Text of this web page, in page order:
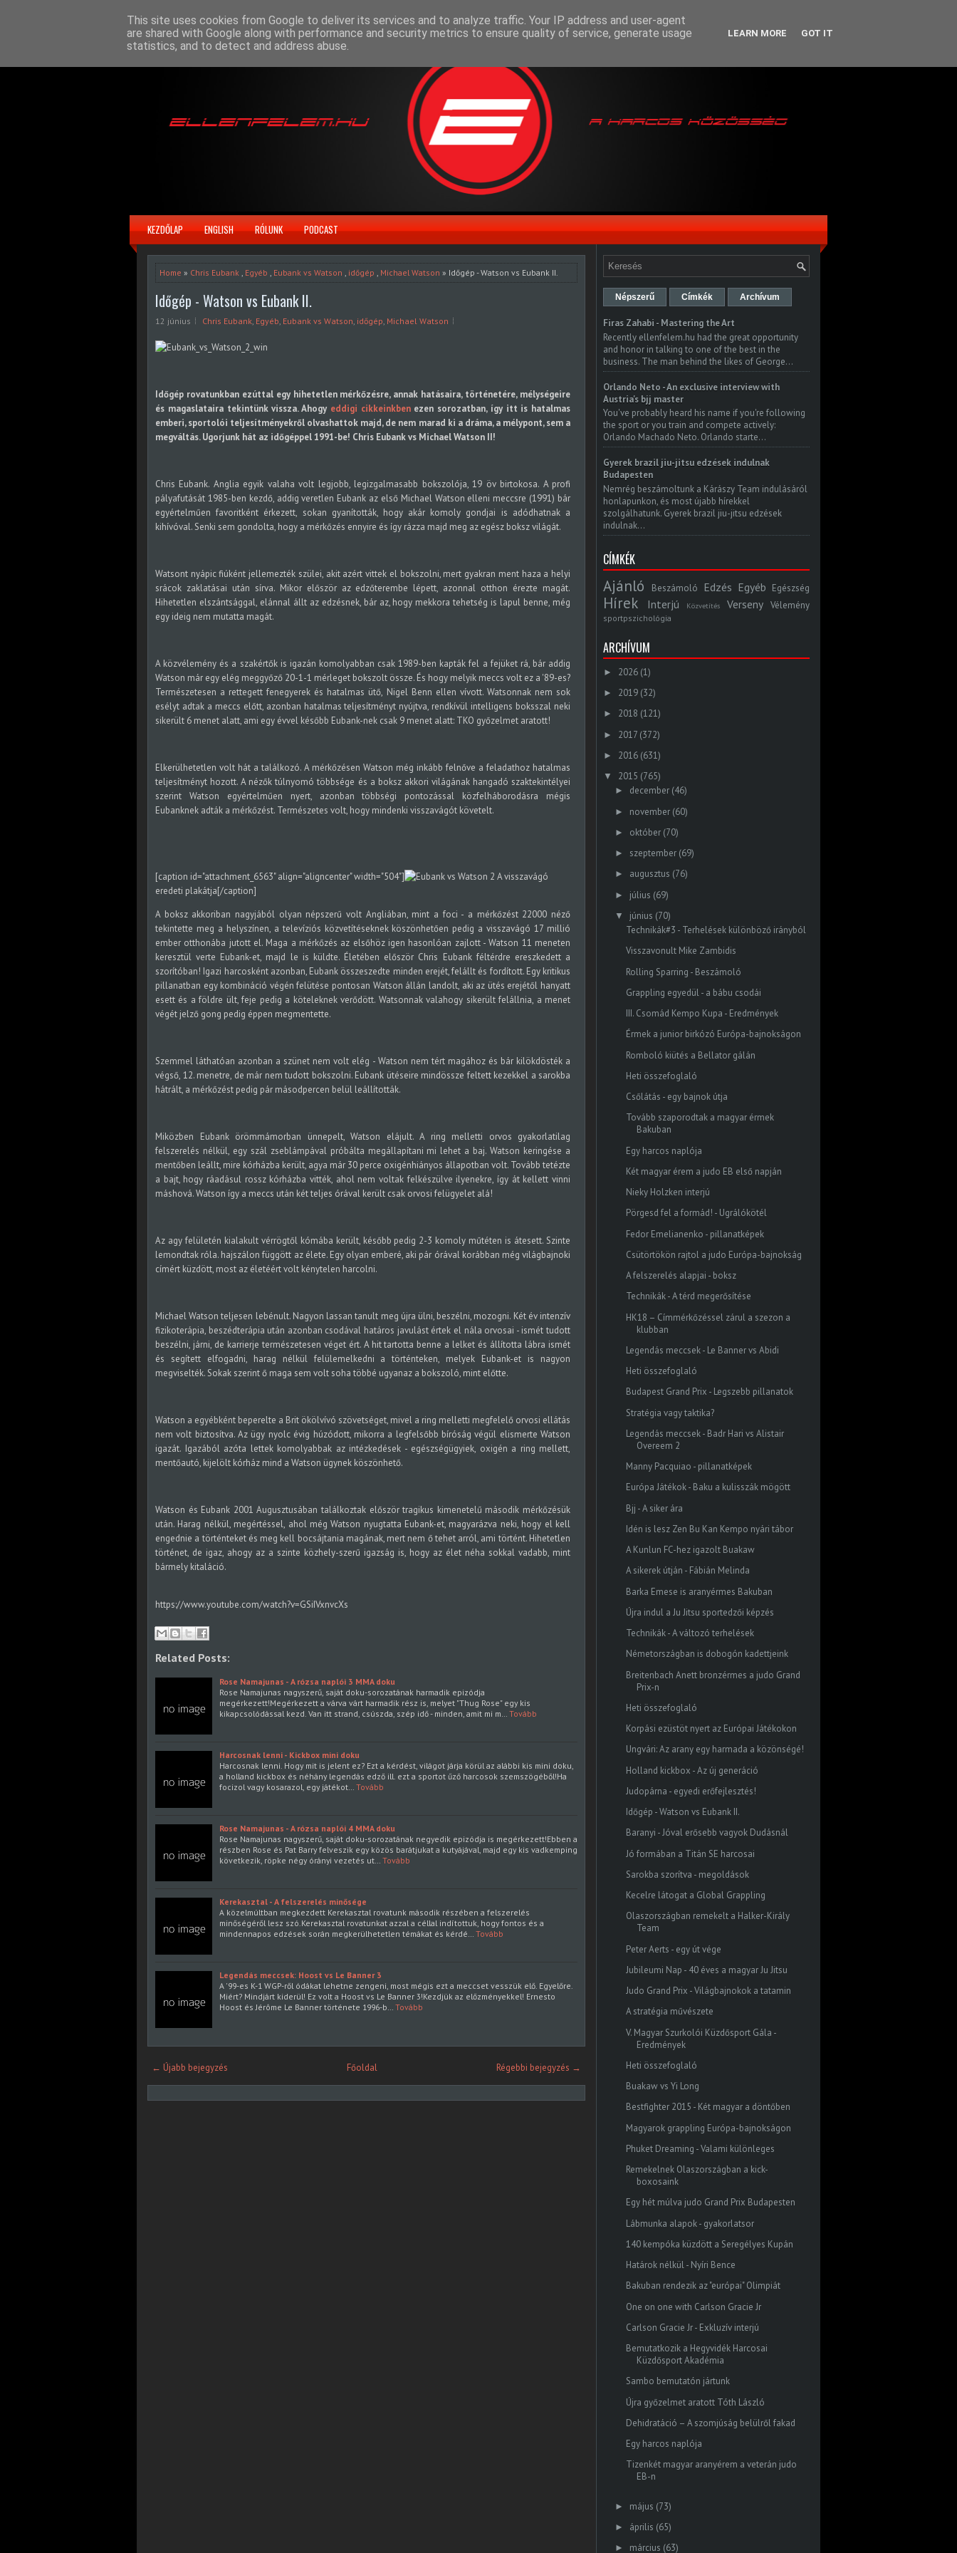
KEZDŐLAP ENGLISH RÓLUNK PODCAST
Home » Chris Eubank , Egyéb , Eubank vs Watson , időgép , Michael Watson » Időgép - Watson vs Eubank II.
Időgép - Watson vs Eubank II.
12 június Chris Eubank, Egyéb, Eubank vs Watson, időgép, Michael Watson
Időgép rovatunkban ezúttal egy hihetetlen mérkőzésre, annak hatásaira, történetére, mélységeire
és magaslataira tekintünk vissza. Ahogy eddigi cikkeinkbenezen sorozatban, így itt is hatalmas
emberi, sportolói teljesítményekről olvashattok majd, de nem marad ki a dráma, a mélypont, sem a
megváltás. Ugorjunk hát az időgéppel 1991-be! Chris Eubank vs Michael Watson II!
Chris Eubank. Anglia egyik valaha volt legjobb, legizgalmasabb bokszolója, 19 öv birtokosa. A profi
pályafutását 1985-ben kezdő, addig veretlen Eubank az első Michael Watson elleni meccsre (1991) bár
egyértelműen favoritként érkezett, sokan gyanították, hogy akár komoly gondjai is adódhatnak a
kihívóval. Senki sem gondolta, hogy a mérkőzés ennyire és így rázza majd meg az egész boksz világát.
Watsont nyápic fiúként jellemezték szülei, akit azért vittek el bokszolni, mert gyakran ment haza a helyi
srácok zaklatásai után sírva. Mikor először az edzőterembe lépett, azonnal otthon érezte magát.
Hihetetlen elszántsággal, elánnal állt az edzésnek, bár az, hogy mekkora tehetség is lapul benne, még
egy ideig nem mutatta magát.
A közvélemény és a szakértők is igazán komolyabban csak 1989-ben kapták fel a fejüket rá, bár addig
Watson már egy elég meggyőző 20-1-1 mérleget bokszolt össze. És hogy melyik meccs volt ez a '89-es?
Természetesen a rettegett fenegyerek és hatalmas ütő, Nigel Benn ellen vívott. Watsonnak nem sok
esélyt adtak a meccs előtt, azonban hatalmas teljesítményt nyújtva, rendkívül intelligens boksszal neki
sikerült 6 menet alatt, ami egy évvel később Eubank-nek csak 9 menet alatt: TKO győzelmet aratott!
Elkerülhetetlen volt hát a találkozó. A mérkőzésen Watson még inkább felnőve a feladathoz hatalmas
teljesítményt hozott. A nézők túlnyomó többsége és a boksz akkori világának hangadó szaktekintélyei
szerint Watson egyértelműen nyert, azonban többségi pontozással közfelháborodásra mégis
Eubanknek adták a mérkőzést. Természetes volt, hogy mindenki visszavágót követelt.
[caption id="attachment_6563" align="aligncenter" width="504"]
A visszavágó
eredeti plakátja[/caption]
A boksz akkoriban nagyjából olyan népszerű volt Angliában, mint a foci - a mérkőzést 22000 néző
tekintette meg a helyszínen, a televíziós közvetítéseknek köszönhetően pedig a visszavágó 17 millió
ember otthonába jutott el. Maga a mérkőzés az elsőhöz igen hasonlóan zajlott - Watson 11 meneten
keresztül verte Eubank-et, majd le is küldte. Életében először Chris Eubank féltérdre ereszkedett a
szorítóban! Igazi harcosként azonban, Eubank összeszedte minden erejét, felállt és fordított. Egy kritikus
pillanatban egy kombináció végén felütése pontosan Watson állán landolt, aki az ütés erejétől hanyatt
esett és a földre ült, feje pedig a köteleknek verődött. Watsonnak valahogy sikerült felállnia, a menet
végét jelző gong pedig éppen megmentette.
Szemmel láthatóan azonban a szünet nem volt elég - Watson nem tért magához és bár kilökdösték a
végső, 12. menetre, de már nem tudott bokszolni. Eubank ütéseire mindössze feltett kezekkel a sarokba
hátrált, a mérkőzést pedig pár másodpercen belül leállították.
Miközben Eubank örömmámorban ünnepelt, Watson elájult. A ring melletti orvos gyakorlatilag
felszerelés nélkül, egy szál zseblámpával próbálta megállapítani mi lehet a baj. Watson keringése a
mentőben leállt, mire kórházba került, agya már 30 perce oxigénhiányos állapotban volt. Tovább tetézte
a bajt, hogy ráadásul rossz kórházba vitték, ahol nem voltak felkészülve ilyenekre, így át kellett vinni
máshová. Watson így a meccs után két teljes órával került csak orvosi felügyelet alá!
Az agy felületén kialakult vérrögtől kómába került, később pedig 2-3 komoly műtéten is átesett. Szinte
lemondtak róla. hajszálon függött az élete. Egy olyan emberé, aki pár órával korábban még világbajnoki
címért küzdött, most az életéért volt kénytelen harcolni.
Michael Watson teljesen lebénult. Nagyon lassan tanult meg újra ülni, beszélni, mozogni. Két év intenzív
fizikoterápia, beszédterápia után azonban csodával határos javulást értek el nála orvosai - ismét tudott
beszélni, járni, de karrierje természetesen véget ért. A hit tartotta benne a lelket és állította lábra ismét
és segített elfogadni, harag nélkül felülemelkedni a történteken, melyek Eubank-et is nagyon
megviselték. Sokak szerint ő maga sem volt soha többé ugyanaz a bokszoló, mint előtte.
Watson a egyébként beperelte a Brit ökölvívó szövetséget, mivel a ring melletti megfelelő orvosi ellátás
nem volt biztosítva. Az ügy nyolc évig húzódott, mikorra a legfelsőbb bíróság végül elismerte Watson
igazát. Igazából azóta lettek komolyabbak az intézkedések - egészségügyiek, oxigén a ring mellett,
mentőautó, kijelölt kórház mind a Watson ügynek köszönhető.
Watson és Eubank 2001 Augusztusában találkoztak először tragikus kimenetelű második mérkőzésük
után. Harag nélkül, megértéssel, ahol még Watson nyugtatta Eubank-et, magyarázva neki, hogy el kell
engednie a történteket és meg kell bocsájtania magának, mert nem ő tehet arról, ami történt. Hihetetlen
történet, de igaz, ahogy az a szinte közhely-szerű igazság is, hogy az élet néha sokkal vadabb, mint
bármely kitaláció.
https://www.youtube.com/watch?v=GSiIVxnvcXs
Related Posts:
Rose Namajunas - A rózsa naplói 3 MMA doku
Rose Namajunas nagyszerű, saját doku-sorozatának harmadik epizódja
megérkezett!Megérkezett a várva várt harmadik rész is, melyet "Thug Rose" egy kis
kikapcsolódással kezd. Van itt strand, csúszda, szép idő - minden, amit mi m…
Tovább
Harcosnak lenni - Kickbox mini doku
Harcosnak lenni. Hogy mit is jelent ez? Ezt a kérdést, világot járja körül az alábbi kis mini doku,
a holland kickbox és néhány legendás edző ill. ezt a sportot űző harcosok szemszögéből!Ha
focizol vagy kosarazol, egy játékot…
Tovább
Rose Namajunas - A rózsa naplói 4 MMA doku
Rose Namajunas nagyszerű, saját doku-sorozatának negyedik epizódja is megérkezett!Ebben a
részben Rose és Pat Barry felveszik egy közös barátjukat a kutyájával, majd egy kis vadkemping
következik, röpke négy órányi vezetés ut…
Tovább
Kerekasztal - A felszerelés minősége
A közelmúltban megkezdett Kerekasztal rovatunk második részében a felszerelés
minőségéről lesz szó.Kerekasztal rovatunkat azzal a céllal indítottuk, hogy fontos és a
mindennapos edzések során megkerülhetetlen témákat és kérdé…
Tovább
Legendás meccsek: Hoost vs Le Banner 3
A '99-es K-1 WGP-ről ódákat lehetne zengeni, most mégis ezt a meccset vesszük elő. Egyelőre.
Miért? Mindjárt kiderül! Ez volt a Hoost vs Le Banner 3!Kezdjük az előzményekkel! Ernesto
Hoost és Jérôme Le Banner története 1996-b…
Tovább
← Újabb bejegyzés Régebbi bejegyzés →
Főoldal
Népszerű Címkék Archívum
Firas Zahabi - Mastering the Art
Recently ellenfelem.hu had the great opportunity
and honor in talking to one of the best in the
business. The man behind the likes of George...
Orlando Neto - An exclusive interview with
Austria's bjj master
You've probably heard his name if you're following
the sport or you train and compete actively:
Orlando Machado Neto. Orlando starte...
Gyerek brazil jiu-jitsu edzések indulnak
Budapesten
Nemrég beszámoltunk a Kárászy Team indulásáról
honlapunkon, és most újabb hírekkel
szolgálhatunk. Gyerek brazil jiu-jitsu edzések
indulnak...
CÍMKÉK
Ajánló Beszámoló Edzés Egyéb Egészség
Hírek Interjú Közvetítés Verseny Vélemény
sportpszichológia
ARCHÍVUM
► 2026 (1)
► 2019 (32)
► 2018 (121)
► 2017 (372)
► 2016 (631)
▼ 2015 (765)
► december (46)
► november (60)
► október (70)
► szeptember (69)
► augusztus (76)
► július (69)
▼ június (70)
Technikák#3 - Terhelések különböző irányból
Visszavonult Mike Zambidis
Rolling Sparring - Beszámoló
Grappling egyedül - a bábu csodái
III. Csomád Kempo Kupa - Eredmények
Érmek a junior birkózó Európa-bajnokságon
Romboló kiütés a Bellator gálán
Heti összefoglaló
Csőlátás - egy bajnok útja
Tovább szaporodtak a magyar érmek
Bakuban
Egy harcos naplója
Két magyar érem a judo EB első napján
Nieky Holzken interjú
Pörgesd fel a formád! - Ugrálókötél
Fedor Emelianenko - pillanatképek
Csütörtökön rajtol a judo Európa-bajnokság
A felszerelés alapjai - boksz
Technikák - A térd megerősítése
HK18 – Címmérkőzéssel zárul a szezon a
klubban
Legendás meccsek - Le Banner vs Abidi
Heti összefoglaló
Budapest Grand Prix - Legszebb pillanatok
Stratégia vagy taktika?
Legendás meccsek - Badr Hari vs Alistair
Overeem 2
Manny Pacquiao - pillanatképek
Európa Játékok - Baku a kulisszák mögött
Bjj - A siker ára
Idén is lesz Zen Bu Kan Kempo nyári tábor
A Kunlun FC-hez igazolt Buakaw
A sikerek útján - Fábián Melinda
Barka Emese is aranyérmes Bakuban
Újra indul a Ju Jitsu sportedzői képzés
Technikák - A változó terhelések
Németországban is dobogón kadettjeink
Breitenbach Anett bronzérmes a judo Grand
Prix-n
Heti összefoglaló
Korpási ezüstöt nyert az Európai Játékokon
Ungvári: Az arany egy harmada a közönségé!
Holland kickbox - Az új generáció
Judopárna - egyedi erőfejlesztés!
Időgép - Watson vs Eubank II.
Baranyi - Jóval erősebb vagyok Dudásnál
Jó formában a Titán SE harcosai
Sarokba szorítva - megoldások
Kecelre látogat a Global Grappling
Olaszországban remekelt a Halker-Király
Team
Peter Aerts - egy út vége
Jubileumi Nap - 40 éves a magyar Ju Jitsu
Judo Grand Prix - Világbajnokok a tatamin
A stratégia művészete
V. Magyar Szurkolói Küzdősport Gála -
Eredmények
Heti összefoglaló
Buakaw vs Yi Long
Bestfighter 2015 - Két magyar a döntőben
Magyarok grappling Európa-bajnokságon
Phuket Dreaming - Valami különleges
Remekelnek Olaszországban a kick-
boxosaink
Egy hét múlva judo Grand Prix Budapesten
Lábmunka alapok - gyakorlatsor
140 kempóka küzdött a Seregélyes Kupán
Határok nélkül - Nyíri Bence
Bakuban rendezik az "európai" Olimpiát
One on one with Carlson Gracie Jr
Carlson Gracie Jr - Exkluzív interjú
Bemutatkozik a Hegyvidék Harcosai
Küzdősport Akadémia
Sambo bemutatón jártunk
Újra győzelmet aratott Tóth László
Dehidratáció – A szomjúság belülről fakad
Egy harcos naplója
Tizenkét magyar aranyérem a veterán judo
EB-n
► május (73)
► április (65)
► március (63)
This site uses cookies from Google to deliver its services and to analyze traffic. Your IP address and user-agent
are shared with Google along with performance and security metrics to ensure quality of service, generate usage
statistics, and to detect and address abuse.
LEARN MORE GOT IT